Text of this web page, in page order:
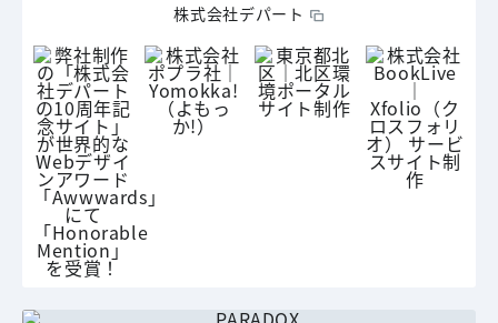
株式会社デパート